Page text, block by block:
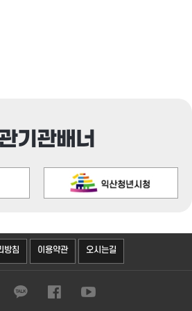
기관배너
방침 이용약관 오시는길